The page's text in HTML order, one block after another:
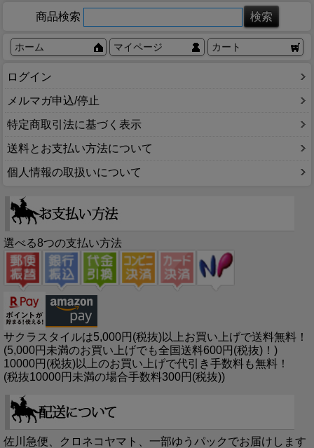
商品検索
ホーム マイページ カート
ログイン
メルマガ申込/停止
特定商取引法に基づく表示
送料とお支払い方法について
個人情報の取扱いについて
選べる8つの支払い方法
サクラスタイルは5,000円(税抜)以上お買い上げで送料無料！
(5,000円未満のお買い上げでも全国送料600円(税抜)！)
10000円(税抜)以上のお買い上げで代引き手数料も無料！
(税抜10000円未満の場合手数料300円(税抜))
佐川急便、クロネコヤマト、一部ゆうパックでお届けします